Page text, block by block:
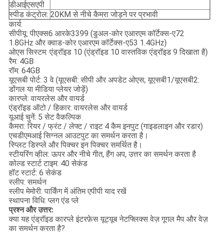
डीआईएसएपी
स्पीड कंट्रोल: 20KM से नीचे कैमरा जोड़ने पर प्रभावी
कार्य:
सीपीयू: पीएक्स6 आरके3399 (डुअल-कोर एआरएम कॉर्टेक्स-ए72
1.8GHz और क्वाड-कोर एआरएम कॉर्टेक्स-ए53 1.4GHz)
ओएस सिस्टम: एंड्रॉइड 10 (एंड्रॉइड 10 वास्तविक एंड्रॉइड 9 दिखाता है)
रैम: 4GB
रॉम: 64GB
यूएसबी पोर्ट: 3 वे (यूएसबी: सीपी और अपडेट ओएस; यूएसबी1/यूएसबी2:
डोंगल या मीडिया प्लेयर जोड़ें)
कारप्ले: वायरलेस और वायर्ड
एंड्रॉइड ऑटो / हिकार: वायरलेस और वायर्ड
यूआई चुनें: 5 सेट वैकल्पिक
कैमरा: रियर / फ्रंट / लेफ्ट / राइट 4 कैम इनपुट (गाइडलाइन और रडार)
एचडीएमआई सिग्नल आउटपुट का समर्थन करता है।
स्प्लिट डिस्प्ले और पिक्चर इन पिक्चर समर्थित है।
स्टीयरिंग व्हील: ऊपर और नीचे गीत, हैंग अप, उत्तर का समर्थन करता है
कोल्ड स्टार्ट टाइम: 40 सेकंड
हॉट स्टार्ट: 6 सेकंड
स्लीप: समर्थन
स्लीप मेमोरी: पार्किंग में अंतिम एपीपी याद रखें
स्थापना विधि: प्लग एंड प्ले
प्रश्न और उत्तर:
क्या यह एंड्रॉइड कारप्ले इंटरफ़ेस यूट्यूब नेटफ्लिक्स वेज़ गूगल मैप और वेज़
का समर्थन करता है?